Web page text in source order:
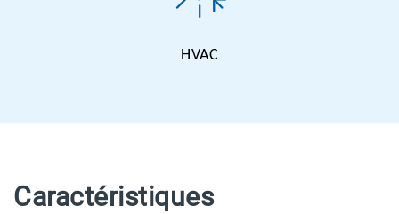
HVAC
Caractéristiques